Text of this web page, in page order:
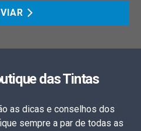
das Tintas
as dicas e conselhos dos
sempre a par de todas as